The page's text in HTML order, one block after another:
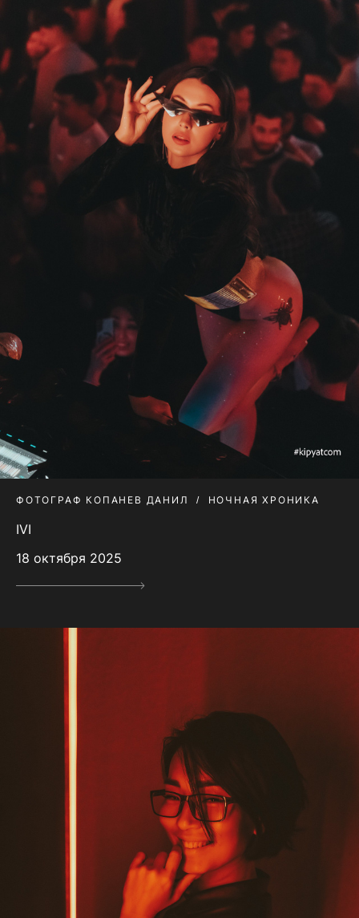
ФОТОГРАФ КОПАНЕВ ДАНИЛ НОЧНАЯ ХРОНИКА
IVI
18 октября 2025